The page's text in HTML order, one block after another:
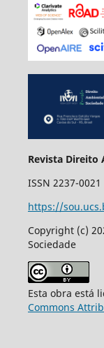
Revista Direito
ISSN 2237-0021
https://
Copyright (c)
Sociedade
Esta obra está
Commons